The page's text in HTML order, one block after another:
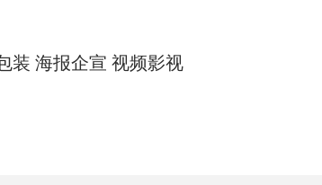
装 海报企宣 视频影视